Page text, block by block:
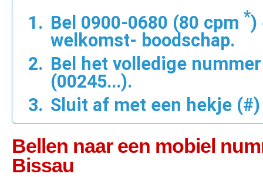
Bel 0900-0680 (80 cpm *)
welkomst- boodschap.
Bel het volledige
(00245...).
Sluit af met een hekje (#)
Bellen naar een mobiel
Bissau